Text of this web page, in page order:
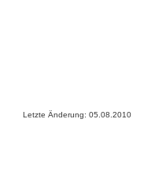
Letzte Änderung: 05.08.2010